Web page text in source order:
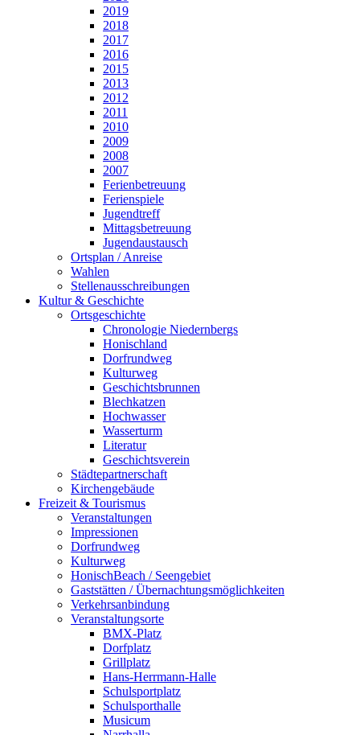
2019
2018
2017
2016
2015
2013
2012
2011
2010
2009
2008
2007
Ferienbetreuung
Ferienspiele
Jugendtreff
Mittagsbetreuung
Jugendaustausch
Ortsplan / Anreise
Wahlen
Stellenausschreibungen
Kultur & Geschichte
Ortsgeschichte
Chronologie Niedernbergs
Honischland
Dorfrundweg
Kulturweg
Geschichtsbrunnen
Blechkatzen
Hochwasser
Wasserturm
Literatur
Geschichtsverein
Städtepartnerschaft
Kirchengebäude
Freizeit & Tourismus
Veranstaltungen
Impressionen
Dorfrundweg
Kulturweg
HonischBeach / Seengebiet
Gaststätten / Übernachtungsmöglichkeiten
Verkehrsanbindung
Veranstaltungsorte
BMX-Platz
Dorfplatz
Grillplatz
Hans-Herrmann-Halle
Schulsportplatz
Schulsporthalle
Musicum